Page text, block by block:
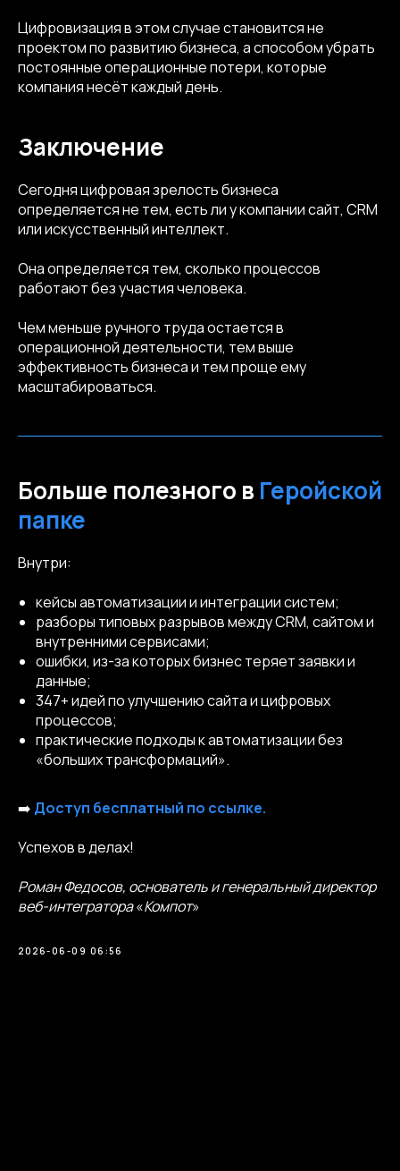
Цифровизация в этом случае становится не
проектом по развитию бизнеса, а способом убрать
постоянные операционные потери, которые
компания несёт каждый день.
Заключение
Сегодня цифровая зрелость бизнеса
определяется не тем, есть ли у компании сайт, CRM
или искусственный интеллект.
Она определяется тем, сколько процессов
работают без участия человека.
Чем меньше ручного труда остается в
операционной деятельности, тем выше
эффективность бизнеса и тем проще ему
масштабироваться.
Больше полезного в Геройской
папке
Внутри:
кейсы автоматизации и интеграции систем;
разборы типовых разрывов между CRM, сайтом и
внутренними сервисами;
ошибки, из-за которых бизнес теряет заявки и
данные;
347+ идей по улучшению сайта и цифровых
процессов;
практические подходы к автоматизации без
«больших трансформаций».
➡️ Доступ бесплатный по ссылке.
Успехов в делах!
Роман Федосов, основатель и генеральный директор
веб-интегратора«Компот»
2026-06-09 06:56
© 2013-2026, ООО «Компот»
Копирование материалов сайта запрещено
Telegram YouTube
Наши реквизиты